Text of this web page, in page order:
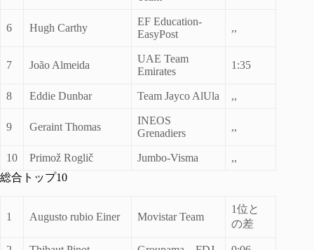
6 Hugh Carthy
EF Education-
EasyPost
,,
7 João Almeida
UAE Team
Emirates
1:35
8 Eddie Dunbar Team Jayco AlUla ,,
9 Geraint Thomas
INEOS
Grenadiers
,,
10 Primož Roglič Jumbo-Visma
,,
総合トップ10
1 Augusto rubio Einer Movistar Team
1位と
の差